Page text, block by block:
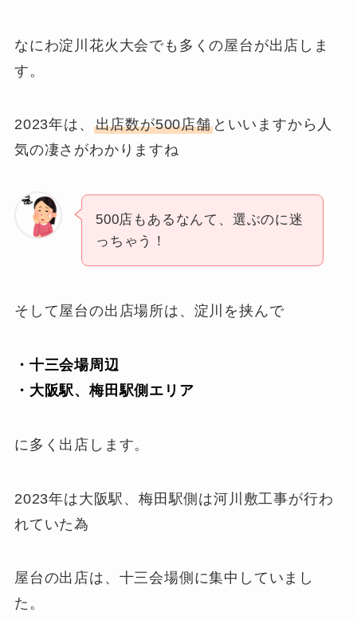
なにわ淀川花火大会でも多くの屋台が出店しま
す。
2023年は、 出店数が500店舗といいますから人
気の凄さがわかりますね
500店もあるなんて、選ぶのに迷
っちゃう！
そして屋台の出店場所は、淀川を挟んで
・十三会場周辺
・大阪駅、梅田駅側エリア
に多く出店します。
2023年は大阪駅、梅田駅側は河川敷工事が行わ
れていた為
屋台の出店は、十三会場側に集中していまし
た。